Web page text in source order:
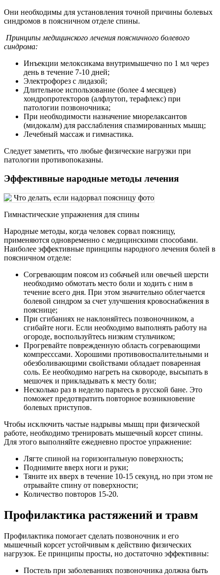
Они необходимы для установления точной причины болевых
синдромов в поясничном отделе спины.
Принципы медицинского лечения поясничного болевого
синдрома:
Инъекции мелоксикама внутримышечно по 1 мл через
день в течение 7-10 дней;
Электрофорез с лидазой;
Длительное использование (более 4 месяцев)
хондропротекторов (алфлутоп, терафлекс) при
патологии позвоночника;
При необходимости назначение миорелаксантов
(мидокалм) для расслабления спазмированных мышц;
Лечебный массаж и гимнастика.
Следует заметить, что любые физические нагрузки при
патологии противопоказаны.
Эффективные народные методы лечения
Гимнастические упражнения для спины
Народные методы, когда человек сорвал поясницу,
применяются одновременно с медицинскими способами.
Наиболее эффективные принципы народного лечения болей в
поясничном отделе:
Согревающим поясом из собачьей или овечьей шерсти
необходимо обмотать место боли и ходить с ним в
течение всего дня. При этом значительно облегчается
болевой синдром за счет улучшения кровоснабжения в
пояснице;
При сгибаниях не наклоняйтесь позвоночником, а
сгибайте ноги. Если необходимо выполнять работу на
огороде, воспользуйтесь низким стульчиком;
Прогревайте поврежденную область согревающими
компресссами. Хорошими противовоспалительными и
обезболивающими свойствами обладает поваренная
соль. Ее необходимо нагреть на сковороде, высыпать в
мешочек и прикладывать к месту боли;
Несколько раз в неделю парьтесь в русской бане. Это
поможет предотвратить повторное возникновение
болевых приступов.
Чтобы исключить частые надрывы мышц при физической
работе, необходимо тренировать мышечный корсет спины.
Для этого выполняйте ежедневно простое упражнение:
Лягте спиной на горизонтальную поверхность;
Поднимите вверх ноги и руки;
Тяните их вверх в течение 10-15 секунд, но при этом не
отрывайте спину от поверхности;
Количество повторов 15-20.
Профилактика растяжений и травм
Профилактика помогает сделать позвоночник и его
мышечный корсет устойчивым к действию физических
нагрузок. Ее принципы просты, но достаточно эффективны:
Постель при заболеваниях позвоночника должна быть